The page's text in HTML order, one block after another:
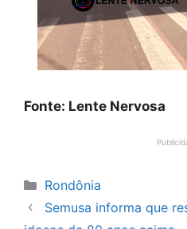
Fonte: Lente Nervosa
Categorias
Rondônia
Semusa informa que